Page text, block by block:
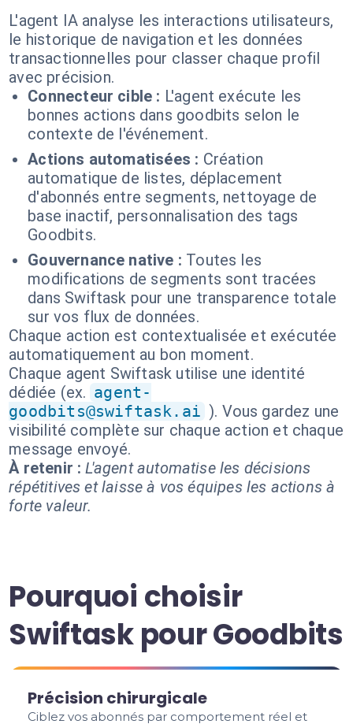
L'agent IA analyse les interactions utilisateurs,
le historique de navigation et les données
transactionnelles pour classer chaque profil
avec précision.
Connecteur cible : L'agent exécute les
bonnes actions dans goodbits selon le
contexte de l'événement.
Actions automatisées : Création
automatique de listes, déplacement
d'abonnés entre segments, nettoyage de
base inactif, personnalisation des tags
Goodbits.
Gouvernance native : Toutes les
modifications de segments sont tracées
dans Swiftask pour une transparence totale
sur vos flux de données.
Chaque action est contextualisée et exécutée
automatiquement au bon moment.
Chaque agent Swiftask utilise une identité
dédiée (ex. agent-
goodbits@swiftask.ai ). Vous gardez une
visibilité complète sur chaque action et chaque
message envoyé.
À retenir : L'agent automatise les décisions
répétitives et laisse à vos équipes les actions à
forte valeur.
Pourquoi choisir
Swiftask pour Goodbits
Précision chirurgicale
Ciblez vos abonnés par comportement réel et